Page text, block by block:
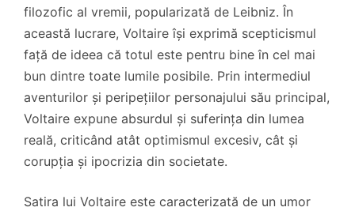
filozofic al vremii, popularizată de Leibniz. În
această lucrare, Voltaire își exprimă scepticismul
față de ideea că totul este pentru bine în cel mai
bun dintre toate lumile posibile. Prin intermediul
aventurilor și peripețiilor personajului său principal,
Voltaire expune absurdul și suferința din lumea
reală, criticând atât optimismul excesiv, cât și
corupția și ipocrizia din societate.
Satira lui Voltaire este caracterizată de un umor